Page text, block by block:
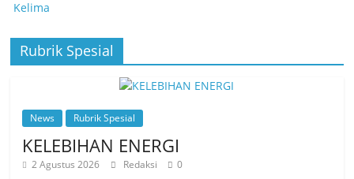
Rubrik Spesial
News Rubrik Spesial
KELEBIHAN ENERGI
2 Agustus 2026 Redaksi 0